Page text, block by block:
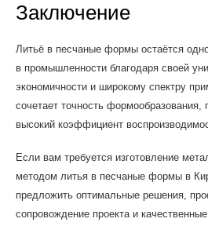
Заключение
Литьё в песчаные формы остаётся
в промышленности благодаря своей
экономичности и широкому спектру
сочетает точность формообразования,
высокий коэффициент
Если вам требуется изготовление
методом литья в песчаные формы в
предложить оптимальные решения,
сопровождение проекта и